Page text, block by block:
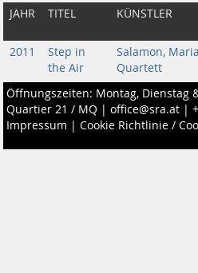
JAHR TITEL KÜNSTLER
2011
Step in
the Air
Salamon, Maria
Quartett
Öffnungszeiten: Montag, Dienstag
Quartier 21 / MQ | office@sra.at |
Impressum | Cookie Richtlinie /